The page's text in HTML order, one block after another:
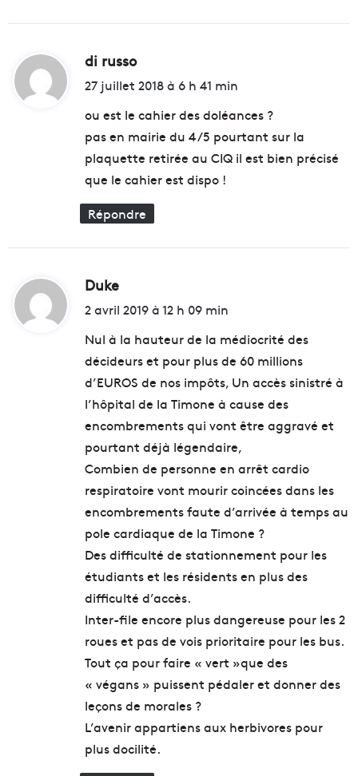
di russod
i
27 juillet 2018 à 6 h 41 min
ou est le cahier des doléances ?
pas en mairie du 4 /5 pourtant sur la
plaquette retirée au CIQ il est bien précisé
que le cahier est dispo !
Répondre
Duke
2 avril 2019 à 12 h 09 min
Nul à la hauteur de la médiocrité des
décideurs et pour plus de 60 millions
d’EUROS de nos impôts, Un accès sinistré à
l’hôpital de la Timone à cause des
encombrements qui vont être aggravé et
pourtant déjà légendaire,
Combien de personne en arrêt cardio
respiratoire vont mourir coincées dans les
encombrements faute d’arrivée à temps au
pole cardiaque de la Timone ?
Des difficulté de stationnement pour les
étudiants et les résidents en plus des
difficulté d’accès.
Inter-file encore plus dangereuse pour les 2
roues et pas de vois prioritaire pour les bus.
Tout ça pour faire « vert »que des
« végans » puissent pédaler et donner des
leçons de morales ?
L’avenir appartiens aux herbivores pour
plus docilité.